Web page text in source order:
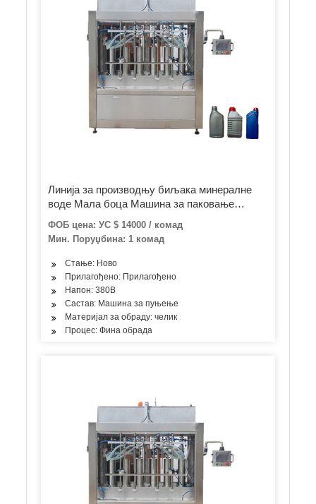
Линија за производњу биљака минералне
воде Мала боца Машина за паковање
етикета за пуњење боца 5Л 10Л за прање
боца
ФОБ цена: УС $ 14000 / комад
Мин. Поруџбина: 1 комад
Стање: Ново
Прилагођено: Прилагођено
Напон: 380В
Састав: Машина за пуњење
Материјал за обраду: челик
Процес: Фина обрада